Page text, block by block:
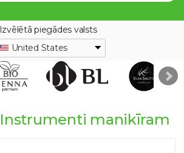
Izvēlētā piegādes valsts
United States
Instrumenti manikīram